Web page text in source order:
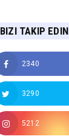
BIZI TAKIP EDIN
2340
3290
5212